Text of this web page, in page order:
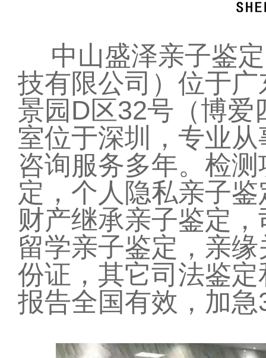
中山盛泽亲子鉴
技有限公司）位于
景园D区32号（博爱
室位于深圳，专业
咨询服务多年。检
定，个人隐私亲子
财产继承亲子鉴定
留学亲子鉴定，亲
份证，其它司法鉴
报告全国有效，加